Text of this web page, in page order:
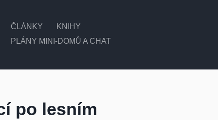
ČLÁNKY
KNIHY
PLÁNY MINI-DOMŮ A CHAT
po lesním